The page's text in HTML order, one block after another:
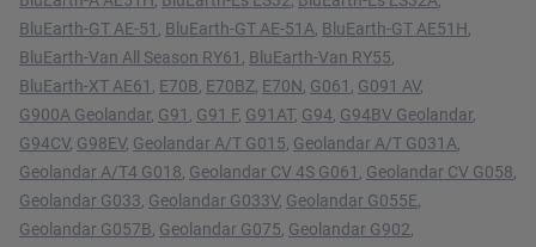
BluEarth-GT AE-51 , BluEarth-GT AE-51A, BluEarth-GT AE51H,
BluEarth-Van All Season RY61 , BluEarth-Van RY55,
BluEarth-XT AE61 , E70B, E70BZ, E70N, G061 , G091 AV,
G900A Geolandar, G91 , G91 F, G91AT, G94, G94BV Geolandar,
G94CV, G98EV, Geolandar A/T G015, Geolandar A/T G031A,
Geolandar A/T4 G018, Geolandar CV 4S G061 , Geolandar CV G058,
Geolandar G033, Geolandar G033V, Geolandar G055E,
Geolandar G057B, Geolandar G075, Geolandar G902,